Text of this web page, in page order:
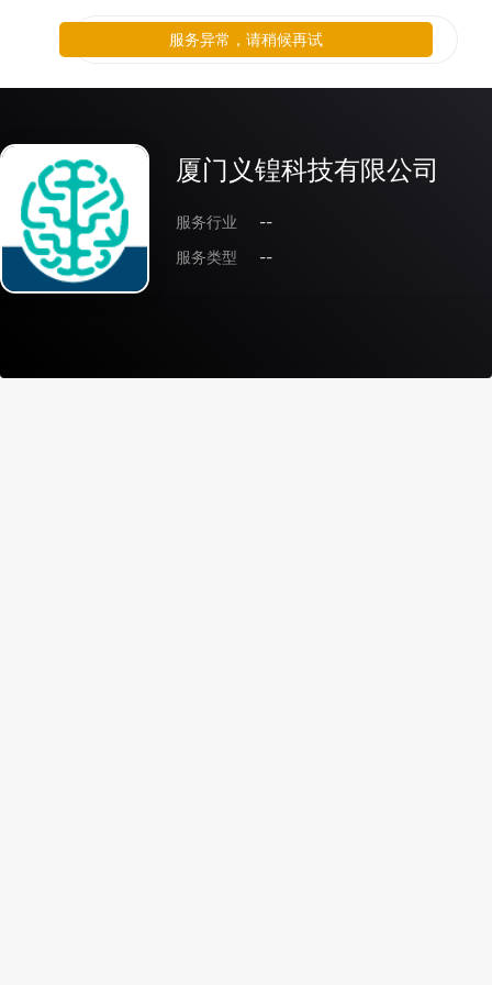
厦门义锽科技有限公司
服务行业
--
服务类型
--
服务异常，请稍候再试